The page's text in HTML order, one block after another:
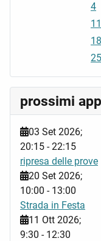
4
11
18
25
prossimi
03 Set 2026;
20:15 -22:15
ripresa delle prove
20 Set 2026;
10:00 - 13:00
Strada in Festa
11 Ott 2026;
9:30 - 12:30